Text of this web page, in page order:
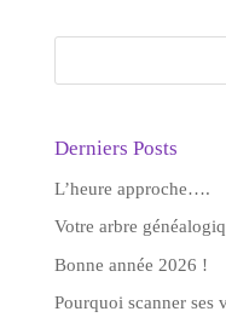
Derniers Posts
L’heure approche….
Votre arbre
Bonne année 2026 !
Pourquoi scanner ses